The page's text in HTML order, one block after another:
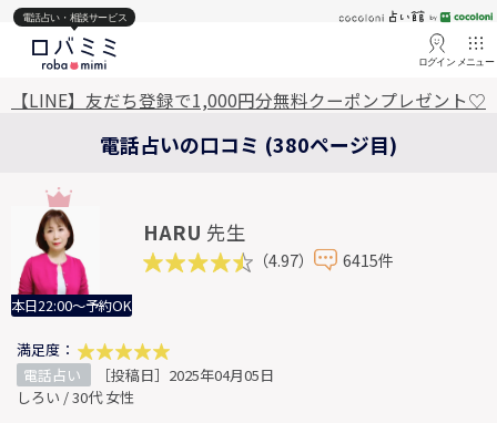
電話占い・相談サービス
ログイン メニュー
【LINE】友だち登録で1,000円分無料クーポンプレゼント♡
電話占いの口コミ (380ページ目)
本日22:00～予約OK
HARU 先生
（4.97） 6415件
満足度：
電話占い
［投稿日］2025年04月05日
しろい / 30代 女性